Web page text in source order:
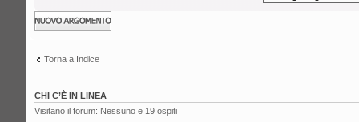
Scrivi un nuovo
argomento
Torna a Indice
CHI C’È IN LINEA
Visitano il forum: Nessuno e 19 ospiti